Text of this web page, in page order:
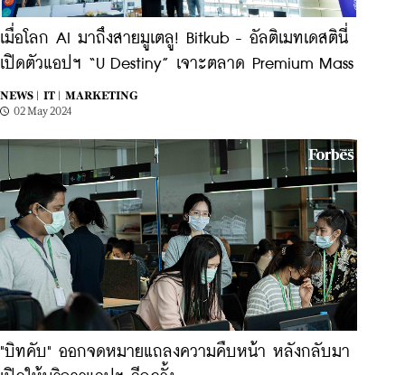
เมื่อโลก AI มาถึงสายมูเตลู! Bitkub - อัลติเมทเดสตินี่
เปิดตัวแอปฯ “U Destiny” เจาะตลาด Premium Mass
NEWS | IT |
MARKETING
02 May 2024
"บิทคับ" ออกจดหมายแถลงความคืบหน้า หลังกลับมา